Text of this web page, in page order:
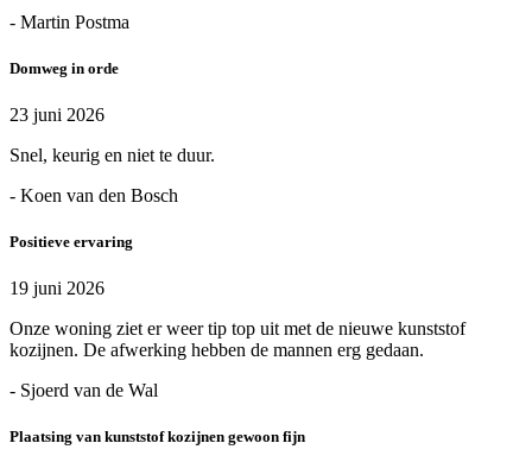
- Martin Postma
Domweg in orde
23 juni 2026
Snel, keurig en niet te duur.
- Koen van den Bosch
Positieve ervaring
19 juni 2026
Onze woning ziet er weer tip top uit met de nieuwe kunststof
kozijnen. De afwerking hebben de mannen erg gedaan.
- Sjoerd van de Wal
Plaatsing van kunststof kozijnen gewoon fijn